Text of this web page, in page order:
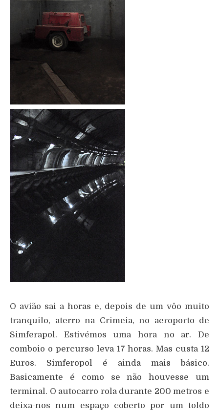
O avião sai a horas e, depois de um vôo muito
tranquilo, aterro na Crimeia, no aeroporto de
Simferapol. Estivémos uma hora no ar. De
comboio o percurso leva 17 horas. Mas custa 12
Euros. Simferopol é ainda mais básico.
Basicamente é como se não houvesse um
terminal. O autocarro rola durante 200 metros e
deixa-nos num espaço coberto por um toldo